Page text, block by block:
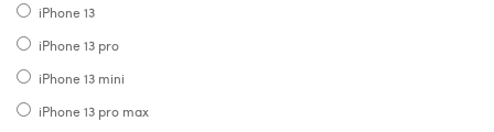
iPhone 13
iPhone 13 pro
iPhone 13 mini
iPhone 13 pro max